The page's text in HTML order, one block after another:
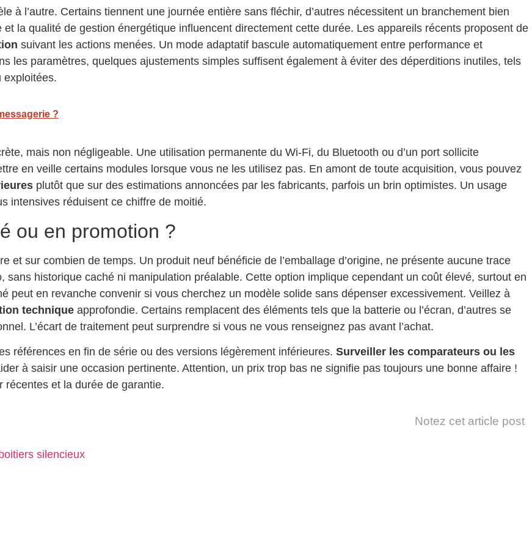
à l’autre. Certains tiennent une journée entière sans fléchir, d’autres nécessitent un branchement bien
la qualité de gestion énergétique influencent directement cette durée. Les appareils récents proposent de
suivant les actions menées. Un mode adaptatif bascule automatiquement entre performance et
les paramètres, quelques ajustements simples suffisent également à éviter des déperditions inutiles, tels
exploitées.
?
mais non négligeable. Une utilisation permanente du Wi-Fi, du Bluetooth ou d’un port sollicite
en veille certains modules lorsque vous ne les utilisez pas. En amont de toute acquisition, vous pouvez
plutôt que sur des estimations annoncées par les fabricants, parfois un brin optimistes. Un usage
intensives réduisent ce chiffre de moitié.
ou en promotion ?
et sur combien de temps. Un produit neuf bénéficie de l’emballage d’origine, ne présente aucune trace
sans historique caché ni manipulation préalable. Cette option implique cependant un coût élevé, surtout en
peut en revanche convenir si vous cherchez un modèle solide sans dépenser excessivement. Veillez à
technique approfondie. Certains remplacent des éléments tels que la batterie ou l’écran, d’autres se
L’écart de traitement peut surprendre si vous ne vous renseignez pas avant l’achat.
références en fin de série ou des versions légèrement inférieures. Surveiller les comparateurs ou les
à saisir une occasion pertinente. Attention, un prix trop bas ne signifie pas toujours une bonne affaire !
récentes et la durée de garantie.
Notez cet article post
silencieux